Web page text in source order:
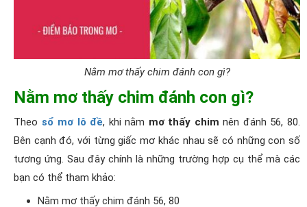
Nằm mơ thấy chim đánh con gì?
Nằm mơ thấy chim đánh con gì?
Theo sổ mơ lô đề, khi nằm mơ thấy chim nên đánh 56, 80.
Bên cạnh đó, với từng giấc mơ khác nhau sẽ có những con số
tương ứng. Sau đây chính là những trường hợp cụ thể mà các
bạn có thể tham khảo:
Nằm mơ thấy chim đánh 56, 80